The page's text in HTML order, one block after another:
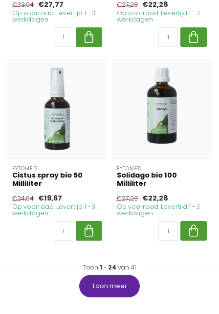
€33,94 €27,77
Op voorraad. Levertijd 1 - 3
werkdagen
€27,23 €22,28
Op voorraad. Levertijd 1 - 3
werkdagen
FYTOMED
Cistus spray bio 50
Milliliter
€24,04 €19,67
Op voorraad. Levertijd 1 - 3
werkdagen
FYTOMED
Solidago bio 100
Milliliter
€27,23 €22,28
Op voorraad. Levertijd 1 - 3
werkdagen
Toon 1 - 24 van 41
Toon meer